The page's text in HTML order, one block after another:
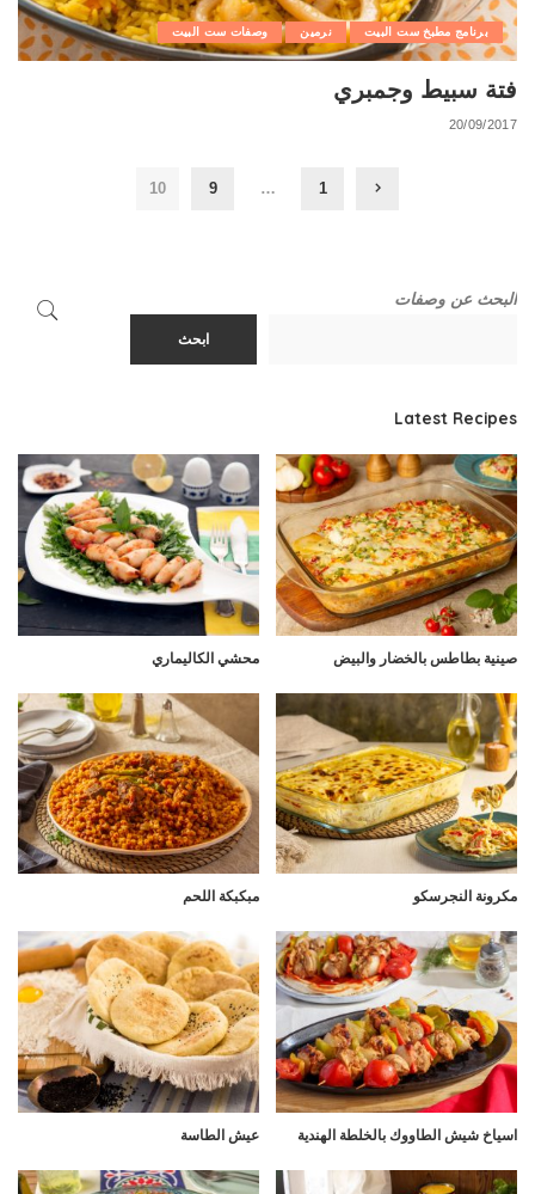
برنامج مطبخ ست البيت نرمين وصفات ست البيت
فتة سبيط وجمبري
20/09/2017
1
…
9
10
البحث عن وصفات
ابحث
Latest Recipes
صينية بطاطس بالخضار والبيض محشي الكاليماري
مكرونة النجرسكو مبكبكة اللحم
اسياخ شيش الطاووك بالخلطة الهندية عيش الطاسة